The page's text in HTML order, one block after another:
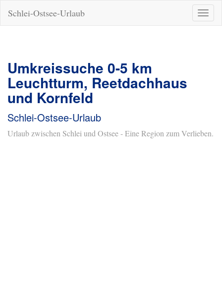
ein-/
Schlei-Ostsee-Urlaub
Umkreissuche 0-5 km
Leuchtturm, Reetdachhaus
und Kornfeld
Schlei-Ostsee-Urlaub
Urlaub zwischen Schlei und Ostsee - Eine Region zum Verlieben.